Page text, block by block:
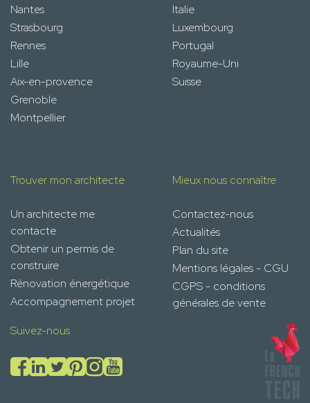
Nantes
Strasbourg
Rennes
Lille
Aix-en-provence
Grenoble
Montpellier
Italie
Luxembourg
Portugal
Royaume-Uni
Suisse
Trouver mon architecte
Un architecte me
contacte
Obtenir un permis de
construire
Rénovation énergétique
Accompagnement projet
Mieux nous connaître
Contactez-nous
Actualités
Plan du site
Mentions légales - CGU
CGPS - conditions
générales de vente
Suivez-nous